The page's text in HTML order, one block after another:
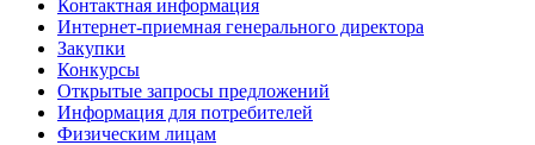
Контактная информация
Интернет-приемная генерального директора
Закупки
Конкурсы
Открытые запросы предложений
Информация для потребителей
Физическим лицам